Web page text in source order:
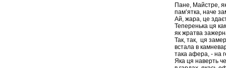
Пане, Майстре,
пам’ятка, наче
Ай, жара, це
Теперенька ця
як жратва
Так, так, ця
встала в
така афера, - на
Яка ця наверть